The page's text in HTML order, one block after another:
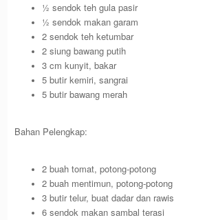
½ sendok teh gula pasir
½ sendok makan garam
2 sendok teh ketumbar
2 siung bawang putih
3 cm kunyit, bakar
5 butir kemiri, sangrai
5 butir bawang merah
Bahan Pelengkap:
2 buah tomat, potong-potong
2 buah mentimun, potong-potong
3 butir telur, buat dadar dan rawis
6 sendok makan sambal terasi